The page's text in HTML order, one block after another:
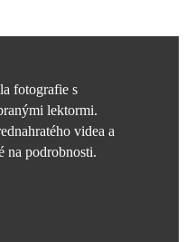
fotografie s
lektormi.
videa a
na podrobnosti.